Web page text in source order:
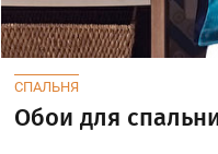
СПАЛЬНЯ
Обои для